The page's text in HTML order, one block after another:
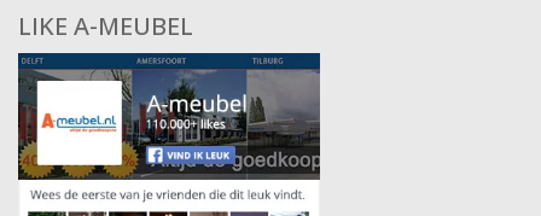
LIKE A-MEUBEL